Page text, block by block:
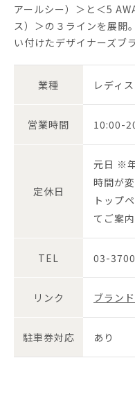
アールシー）＞と＜5
ス）＞の３ラインを展開
い付けたデザイナーズブ
業種 レディ
営業時間 10:00-
定休日
元日 ※
時間が
トップ
てご案
TEL 03-
リンク ブラン
駐車券対応 あり